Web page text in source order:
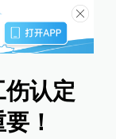
认定
！